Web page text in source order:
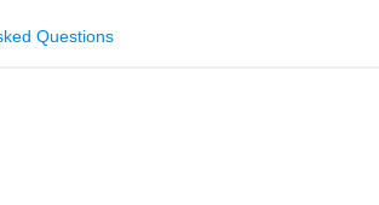
Questions